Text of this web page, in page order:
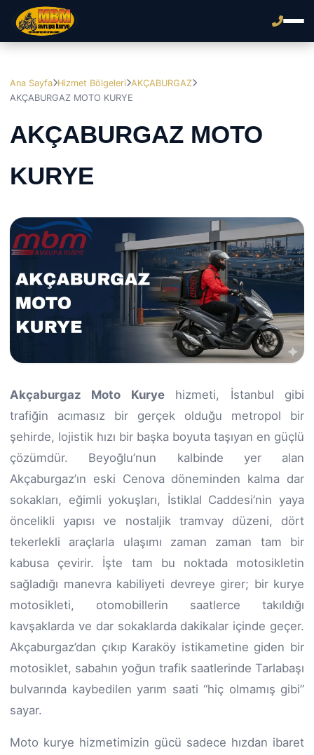
Ana Sayfa Hizmet Bölgeleri AKÇABURGAZ
AKÇABURGAZ MOTO KURYE
AKÇABURGAZ MOTO
KURYE
Akçaburgaz Moto Kuryehizmeti, İstanbul gibi
trafiğin acımasız bir gerçek olduğu metropol bir
şehirde, lojistik hızı bir başka boyuta taşıyan en güçlü
çözümdür. Beyoğlu’nun kalbinde yer alan
Akçaburgaz’ın eski Cenova döneminden kalma dar
sokakları, eğimli yokuşları, İstiklal Caddesi’nin yaya
öncelikli yapısı ve nostaljik tramvay düzeni, dört
tekerlekli araçlarla ulaşımı zaman zaman tam bir
kabusa çevirir. İşte tam bu noktada motosikletin
sağladığı manevra kabiliyeti devreye girer; bir kurye
motosikleti, otomobillerin saatlerce takıldığı
kavşaklarda ve dar sokaklarda dakikalar içinde geçer.
Akçaburgaz’dan çıkıp Karaköy istikametine giden bir
motosiklet, sabahın yoğun trafik saatlerinde Tarlabaşı
bulvarında kaybedilen yarım saati “hiç olmamış gibi”
sayar.
Moto kurye hizmetimizin gücü sadece hızdan ibaret